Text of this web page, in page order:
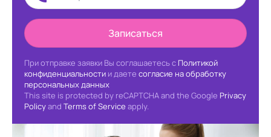
Записаться
При отправке заявки Вы соглашаетесь с Политикой
конфиденциальности и даете согласие на обработку
персональных данных
This site is protected by reCAPTCHA and the Google Privacy
Policyand Terms of Service apply.